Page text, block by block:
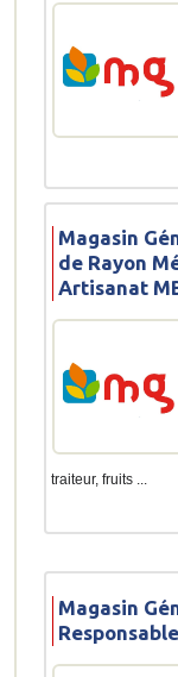
Magasin
de Rayon
Artisanat
traiteur, fruits ...
Magasin